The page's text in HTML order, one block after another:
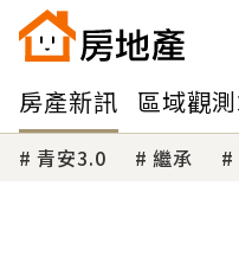
房產新訊 區域觀
青安3.0 繼承